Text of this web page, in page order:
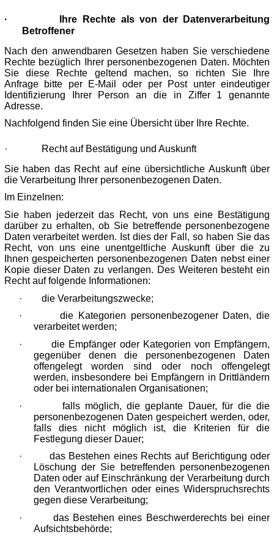
·
Ihre Rechte als von der Datenverarbeitung
Betroffener
Nach den anwendbaren Gesetzen haben Sie verschiedene
Rechte bezüglich Ihrer personenbezogenen Daten. Möchten
Sie diese Rechte geltend machen, so richten Sie Ihre
Anfrage bitte per E-Mail oder per Post unter eindeutiger
Identifizierung Ihrer Person an die in Ziffer 1 genannte
Adresse.
Nachfolgend finden Sie eine Übersicht über Ihre Rechte.
·
Recht auf Bestätigung und Auskunft
Sie haben das Recht auf eine übersichtliche Auskunft über
die Verarbeitung Ihrer personenbezogenen Daten.
Im Einzelnen:
Sie haben jederzeit das Recht, von uns eine Bestätigung
darüber zu erhalten, ob Sie betreffende personenbezogene
Daten verarbeitet werden. Ist dies der Fall, so haben Sie das
Recht, von uns eine unentgeltliche Auskunft über die zu
Ihnen gespeicherten personenbezogenen Daten nebst einer
Kopie dieser Daten zu verlangen. Des Weiteren besteht ein
Recht auf folgende Informationen:
·
die Verarbeitungszwecke;
·
die Kategorien personenbezogener Daten, die
verarbeitet werden;
·
die Empfänger oder Kategorien von Empfängern,
gegenüber denen die personenbezogenen Daten
offengelegt worden sind oder noch offengelegt
werden, insbesondere bei Empfängern in Drittländern
oder bei internationalen Organisationen;
·
falls möglich, die geplante Dauer, für die die
personenbezogenen Daten gespeichert werden, oder,
falls dies nicht möglich ist, die Kriterien für die
Festlegung dieser Dauer;
·
das Bestehen eines Rechts auf Berichtigung oder
Löschung der Sie betreffenden personenbezogenen
Daten oder auf Einschränkung der Verarbeitung durch
den Verantwortlichen oder eines Widerspruchsrechts
gegen diese Verarbeitung;
·
das Bestehen eines Beschwerderechts bei einer
Aufsichtsbehörde;